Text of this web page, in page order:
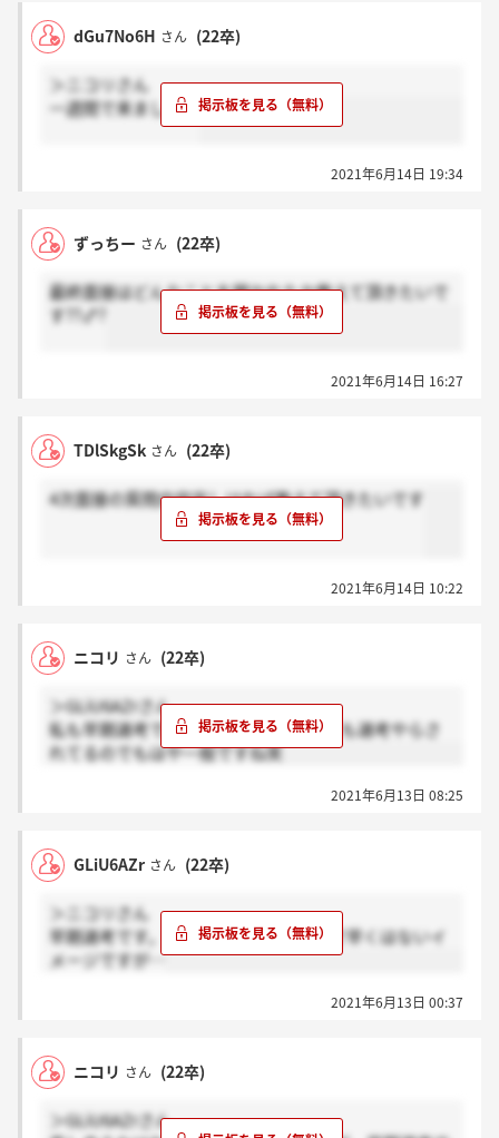
dGu7No6H さん (22卒)
＞ニコリさん
一週間で来ました。
2021年6月14日 19:34
ずっちー さん (22卒)
最終面接はどんなことを聞かれたか教えて頂きたいで
す??♂?
2021年6月14日 16:27
TDlSkgSk さん (22卒)
4次面接の質問内容宜しければ教えて頂きたいです
2021年6月14日 10:22
ニコリ さん (22卒)
＞GLiU6AZrさん
私も早期選考です！早期でも6月すぎても選考やらさ
れてるのでもはや一般ですね笑
2021年6月13日 08:25
GLiU6AZr さん (22卒)
＞ニコリさん
早期選考です。早期といってもそこまで早くはないイ
メージですが…
2021年6月13日 00:37
ニコリ さん (22卒)
＞GLiU6AZrさん